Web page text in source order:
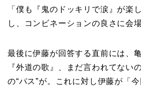
「僕も『鬼のドッキリで涙』が楽
し、コンビネーションの良さに会
最後に伊藤が回答する直前には、
『外道の歌』、まだ言われてな
の“パス”が。これに対し伊藤が「